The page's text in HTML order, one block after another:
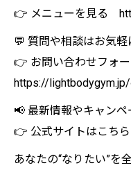
👉 メニューを見る
💬 質問や相談はお気軽
👉 お問い合わせフォ
https://
📢 最新情報やキャンペ
👉 公式サイトはこち